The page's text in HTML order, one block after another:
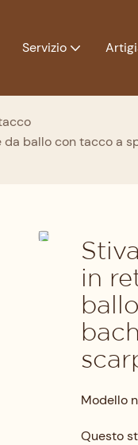
Servizio
ballo con tacco a
in
Modello
Questo